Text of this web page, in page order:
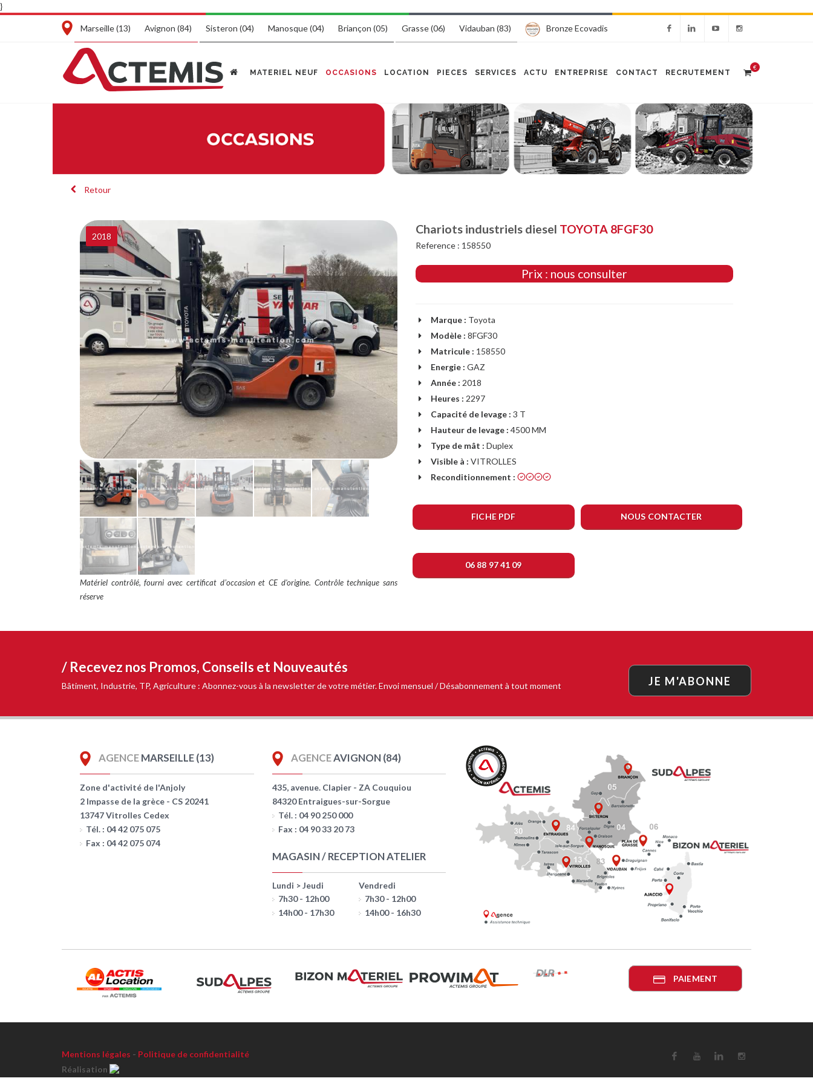
}
Marseille (13) Avignon (84) Sisteron (04) Manosque (04) Briançon (05) Grasse (06) Vidauban (83) Bronze Ecovadis
MATERIEL NEUF OCCASIONS LOCATION PIECES SERVICES ACTU ENTREPRISE CONTACT RECRUTEMENT
€
Retour
2018
Matériel contrôlé, fourni avec certificat dʼoccasion et CE d'origine. Contrôle technique sans
réserve
Chariots industriels diesel TOYOTA 8FGF30
Reference : 158550
Prix : nous consulter
Marque : Toyota
Modèle : 8FGF30
Matricule : 158550
Energie : GAZ
Année : 2018
Heures : 2297
Capacité de levage : 3 T
Hauteur de levage : 4500 MM
Type de mât : Duplex
Visible à : VITROLLES
Reconditionnement :
FICHE PDF NOUS CONTACTER
06 88 97 41 09
/ Recevez nos Promos, Conseils et Nouveautés
Bâtiment, Industrie, TP, Agriculture : Abonnez-vous à la newsletter de votre métier. Envoi mensuel / Désabonnement à tout moment JE M'ABONNE
AGENCEMARSEILLE (13)
Zone d'activité de l'Anjoly
2 Impasse de la grèce - CS 20241
13747 Vitrolles Cedex
Tél. : 04 42 075 075
Fax : 04 42 075 074
AGENCEAVIGNON (84)
435, avenue. Clapier - ZA Couquiou
84320 Entraigues-sur-Sorgue
Tél. : 04 90 250 000
Fax : 04 90 33 20 73
MAGASIN / RECEPTION ATELIER
Lundi > Jeudi
7h30 - 12h00
14h00 - 17h30
Vendredi
7h30 - 12h00
14h00 - 16h30
PAIEMENT
Mentions légales - Politique de confidentialité
Réalisation